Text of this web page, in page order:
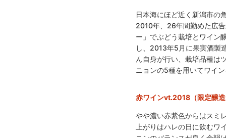
日本海にほど近く新潟市の
2010年、26年間勤めた広
ー」でぶどう栽培とワイン
し、2013年5月に果実酒製
ん自身が行い、栽培品種は
ニョンの5種を用いてワイ
赤ワインvt.2018（限定醸
やや濃い赤紫色からはスミ
上がりはハレの日に飲む